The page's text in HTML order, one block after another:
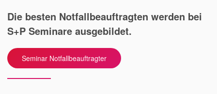
Die besten Notfallbeauftragten werden bei
S+P Seminare ausgebildet.
Seminar Notfallbeauftragter